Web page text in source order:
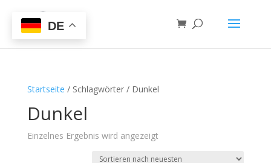
Startseite / Schlagwörter / Dunkel
Dunkel
Einzelnes Ergebnis wird angezeigt
DE